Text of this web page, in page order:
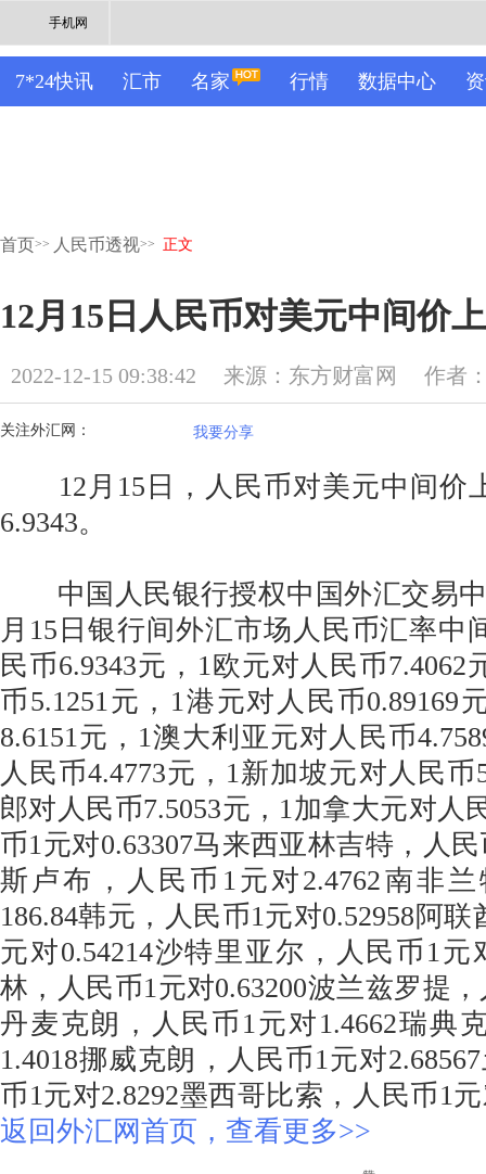
手机网
7*24快讯 汇市 名家 行情 数据中心
首页>> 人民币透视>> 正文
12月15日人民币对美元中间价
2022-12-15 09:38:42 来源：东方财富网 作者
关注外汇网： 我要分享
12月15日，人民币对美元中间价
6.9343。
中国人民银行授权中国外汇交易中
月15日银行间外汇市场人民币汇率中
民币6.9343元，1欧元对人民币7.4062
币5.1251元，1港元对人民币0.89169
8.6151元，1澳大利亚元对人民币
人民币4.4773元，1新加坡元对人民币
郎对人民币7.5053元，1加拿大元对人
币1元对0.63307马来西亚林吉特，人
斯卢布，人民币1元对2.4762南非
186.84韩元，人民币1元对0.52958阿
元对0.54214沙特里亚尔，人民币1元
林，人民币1元对0.63200波兰兹罗提
丹麦克朗，人民币1元对1.4662瑞典
1.4018挪威克朗，人民币1元对
币1元对2.8292墨西哥比索，人民币1
返回外汇网首页，查看更多>>